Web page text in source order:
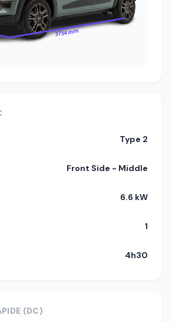
3734 mm
Type 2
Front Side - Middle
6.6 kW
1
4h30
(DC)